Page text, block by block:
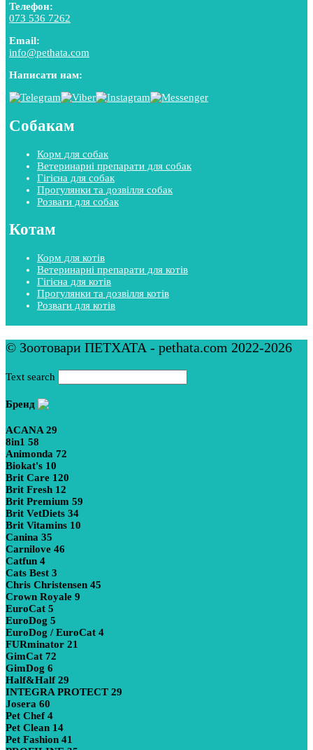
Телефон:
073 536 7262
Email:
info@pethata.com
Написати нам:
Собакам
Корм для собак
Ветеринарні препарати для собак
Гігієна для собак
Прогулянки та дозвілля собак
Розваги для собак
Котам
Корм для котів
Ветеринарні препарати для котів
Гігієна для котів
Прогулянки та дозвілля котів
Розваги для котів
© Зоотовари ПЕТХАТА - pethata.com 2022-2026
Text search
Бренд
ACANA 29
8in1 58
Animonda 72
Biokat's 10
Brit Care 120
Brit Fresh 12
Brit Premium 59
Brit VetDiets 34
Brit Vitamins 10
Canina 35
Carnilove 46
Catfun 4
Cats Best 3
Chris Christensen 45
Crown Royale 9
EuroCat 5
EuroDog 5
EuroDog / EuroCat 4
FURminator 21
GimCat 72
GimDog 6
Half&Half 29
INTEGRA PROTECT 29
Josera 60
Pet Chef 4
Pet Clean 14
Pet Fashion 41